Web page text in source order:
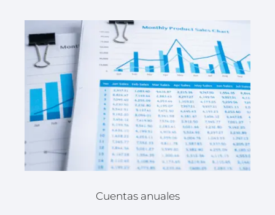
Cuentas anuales